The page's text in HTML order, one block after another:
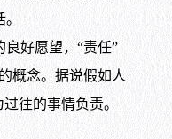
好愿望，“责任”
概念。据说假如人
往的事情负责。